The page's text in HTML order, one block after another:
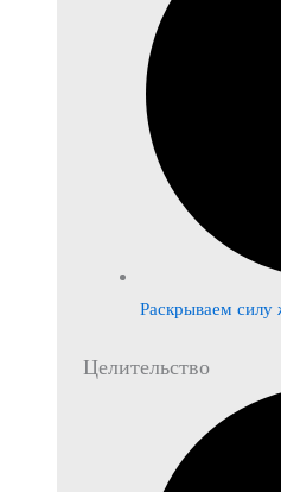
Раскрываем силу
Целительство